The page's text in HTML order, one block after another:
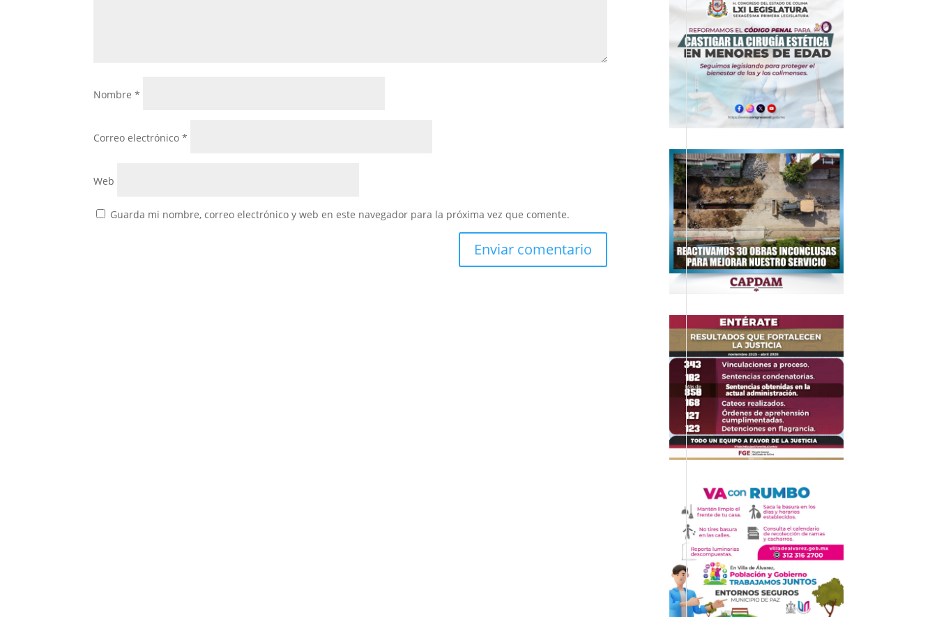
Nombre*
Correo electrónico*
Web
Guarda mi nombre, correo electrónico y web en este navegador para la próxima vez que comente.